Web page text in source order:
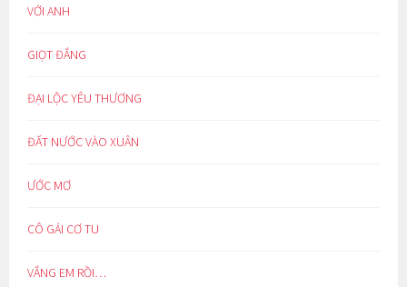
VỚI ANH
GIỌT ĐẮNG
ĐẠI LỘC YÊU THƯƠNG
ĐẤT NƯỚC VÀO XUÂN
ƯỚC MƠ
CÔ GÁI CƠ TU
VẮNG EM RỒI…